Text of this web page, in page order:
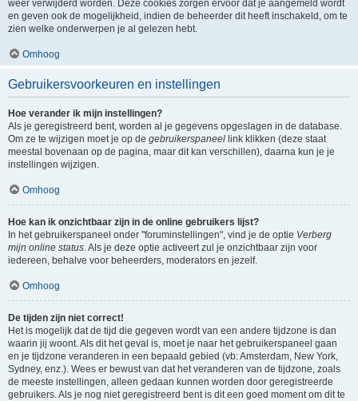
weer verwijderd worden. Deze cookies zorgen ervoor dat je aangemeld wordt
en geven ook de mogelijkheid, indien de beheerder dit heeft inschakeld, om te
zien welke onderwerpen je al gelezen hebt.
Omhoog
Gebruikersvoorkeuren en instellingen
Hoe verander ik mijn instellingen?
Als je geregistreerd bent, worden al je gegevens opgeslagen in de database.
Om ze te wijzigen moet je op de gebruikerspaneel link klikken (deze staat
meestal bovenaan op de pagina, maar dit kan verschillen), daarna kun je je
instellingen wijzigen.
Omhoog
Hoe kan ik onzichtbaar zijn in de online gebruikers lijst?
In het gebruikerspaneel onder "foruminstellingen", vind je de optie Verberg
mijn online status. Als je deze optie activeert zul je onzichtbaar zijn voor
iedereen, behalve voor beheerders, moderators en jezelf.
Omhoog
De tijden zijn niet correct!
Het is mogelijk dat de tijd die gegeven wordt van een andere tijdzone is dan
waarin jij woont. Als dit het geval is, moet je naar het gebruikerspaneel gaan
en je tijdzone veranderen in een bepaald gebied (vb: Amsterdam, New York,
Sydney, enz.). Wees er bewust van dat het veranderen van de tijdzone, zoals
de meeste instellingen, alleen gedaan kunnen worden door geregistreerde
gebruikers. Als je nog niet geregistreerd bent is dit een goed moment om dit te